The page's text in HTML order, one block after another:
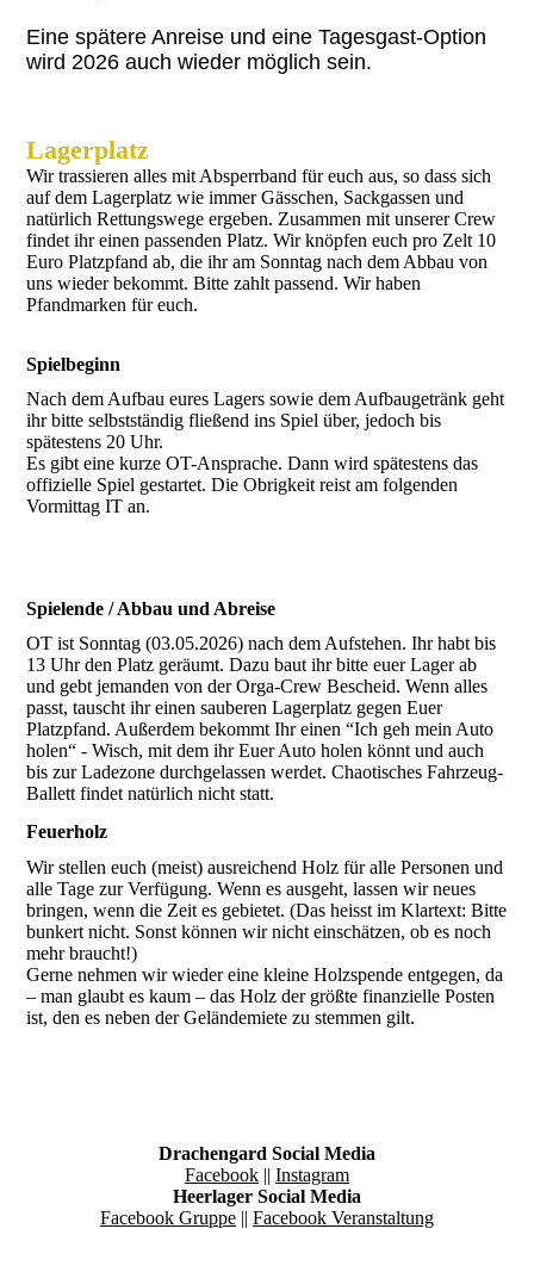
Eine spätere Anreise und eine Tagesgast-Option
wird 2026 auch wieder möglich sein.
Lagerplatz
Wir trassieren alles mit Absperrband für euch aus, so dass sich
auf dem Lagerplatz wie immer Gässchen, Sackgassen und
natürlich Rettungswege ergeben. Zusammen mit unserer Crew
findet ihr einen passenden Platz. Wir knöpfen euch pro Zelt 10
Euro Platzpfand ab, die ihr am Sonntag nach dem Abbau von
uns wieder bekommt. Bitte zahlt passend. Wir haben
Pfandmarken für euch.
Spielbeginn
Nach dem Aufbau eures Lagers sowie dem Aufbaugetränk geht
ihr bitte selbstständig fließend ins Spiel über, jedoch bis
spätestens 20 Uhr.
Es gibt eine kurze OT-Ansprache. Dann wird spätestens das
offizielle Spiel gestartet. Die Obrigkeit reist am folgenden
Vormittag IT an.
Spielende / Abbau und Abreise
OT ist Sonntag (03.05.2026) nach dem Aufstehen. Ihr habt bis
13 Uhr den Platz geräumt. Dazu baut ihr bitte euer Lager ab
und gebt jemanden von der Orga-Crew Bescheid. Wenn alles
passt, tauscht ihr einen sauberen Lagerplatz gegen Euer
Platzpfand. Außerdem bekommt Ihr einen “Ich geh mein Auto
holen“ - Wisch, mit dem ihr Euer Auto holen könnt und auch
bis zur Ladezone durchgelassen werdet. Chaotisches Fahrzeug-
Ballett findet natürlich nicht statt.
Feuerholz
Wir stellen euch (meist) ausreichend Holz für alle Personen und
alle Tage zur Verfügung. Wenn es ausgeht, lassen wir neues
bringen, wenn die Zeit es gebietet. (Das heisst im Klartext: Bitte
bunkert nicht. Sonst können wir nicht einschätzen, ob es noch
mehr braucht!)
Gerne nehmen wir wieder eine kleine Holzspende entgegen, da
– man glaubt es kaum – das Holz der größte finanzielle Posten
ist, den es neben der Geländemiete zu stemmen gilt.
Drachengard Social Media
Facebook || Instagram
Heerlager Social Media
Facebook Gruppe || Facebook Veranstaltung